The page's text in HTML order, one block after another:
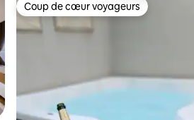
Coup de cœur voyageurs
Coup de cœur voyageurs